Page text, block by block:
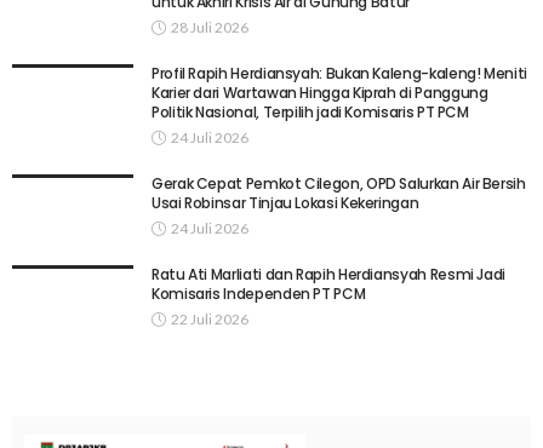
28 Juli 2026
Profil Rapih Herdiansyah: Bukan Kaleng-kaleng! Meniti
Karier dari Wartawan Hingga Kiprah di Panggung
Politik Nasional, Terpilih jadi Komisaris PT PCM
24 Juli 2026
Gerak Cepat Pemkot Cilegon, OPD Salurkan Air Bersih
Usai Robinsar Tinjau Lokasi Kekeringan
24 Juli 2026
Ratu Ati Marliati dan Rapih Herdiansyah Resmi Jadi
Komisaris Independen PT PCM
22 Juli 2026